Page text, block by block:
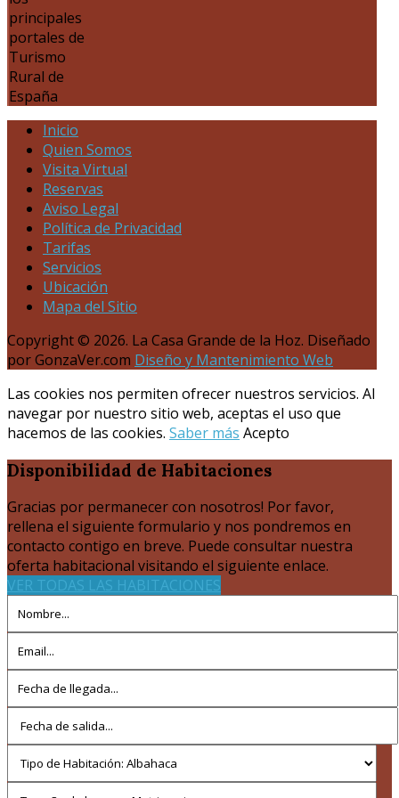
principales
portales de
Turismo
Rural de
España
Inicio
Quien Somos
Visita Virtual
Reservas
Aviso Legal
Política de Privacidad
Tarifas
Servicios
Ubicación
Mapa del Sitio
Copyright © 2026. La Casa Grande de la Hoz. Diseñado
por GonzaVer.com Diseño y Mantenimiento Web
Las cookies nos permiten ofrecer nuestros servicios. Al
navegar por nuestro sitio web, aceptas el uso que
hacemos de las cookies. Saber más Acepto
Disponibilidad de Habitaciones
Gracias por permanecer con nosotros! Por favor,
rellena el siguiente formulario y nos pondremos en
contacto contigo en breve. Puede consultar nuestra
oferta habitacional visitando el siguiente enlace.
VER TODAS LAS HABITACIONES